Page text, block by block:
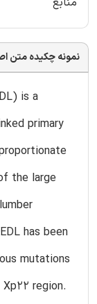
نمونه چکیده متن
is a
primary
the large
has been
mutations
region.